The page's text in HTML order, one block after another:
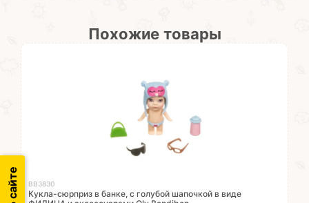
Похожие товары
ВВ3830
Кукла-сюрприз в банке, с голубой шапочкой в виде